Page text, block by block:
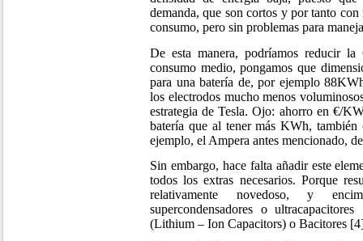
demanda, que son cortos y por tanto
consumo, pero sin problemas para
De esta manera, podríamos reducir
consumo medio, pongamos que
para una batería de, por ejemplo
los electrodos mucho menos
estrategia de Tesla. Ojo: ahorro en €/
batería que al tener más KWh,
ejemplo, el Ampera antes mencionado,
Sin embargo, hace falta añadir este
todos los extras necesarios. Porque
relativamente novedoso, y
supercondensadores o
(Lithium – Ion Capacitors) o Bacitores